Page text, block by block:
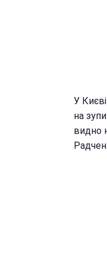
У
на
видно